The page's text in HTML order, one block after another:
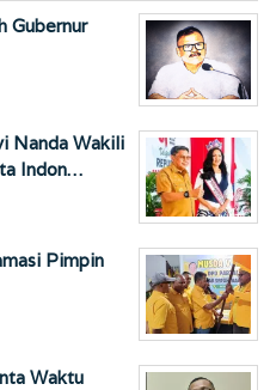
Gubernur
Nanda Wakili
Indon…
Pimpin
Waktu